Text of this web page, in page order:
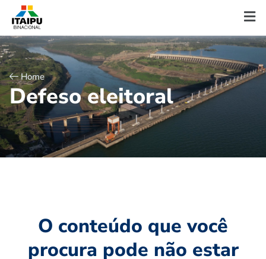
Home
Defeso eleitoral
O conteúdo que você
procura pode não estar